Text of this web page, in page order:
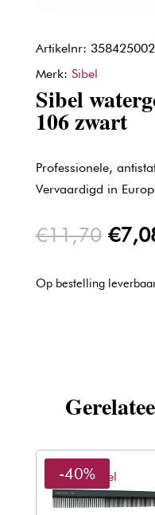
Artikelnr:
Merk: Sibel
Sibel
106 zwart
Professionele,
Vervaardigd in
€11,70
was:
€
Op bestelling
Sibel
-40%